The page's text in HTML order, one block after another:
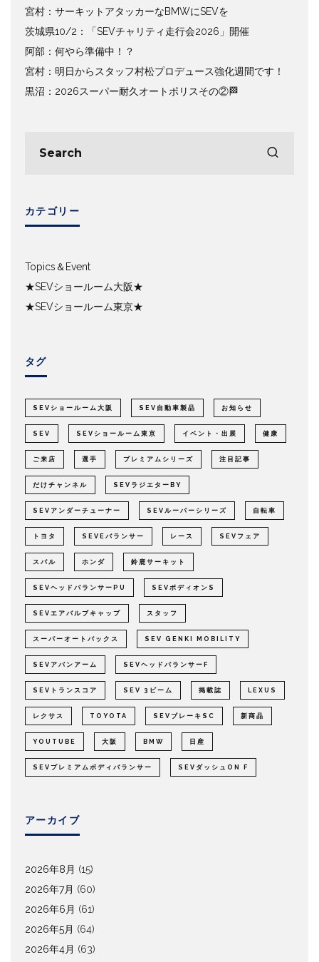
宮村：サーキットアタッカーなBMWにSEVを
茨城県10/2：「SEVチャリティ走行会2026」開催
阿部：何やら準備中！？
宮村：明日からスタッフ村松プロデュース強化週間です！
黒沼：2026スーパー耐久オートポリスその②🏁
カテゴリー
Topics＆Event
★SEVショールーム大阪★
★SEVショールーム東京★
タグ
SEVショールーム大阪 SEV自動車製品 お知らせ
SEV SEVショールーム東京 イベント・出展 健康
ご来店 選手 プレミアムシリーズ 注目記事
だけチャンネル SEVラジエターBY
SEVアンダーチューナー SEVルーパーシリーズ 自転車
トヨタ SEVEバランサー レース SEVフェア
スバル ホンダ 鈴鹿サーキット
SEVヘッドバランサーPU SEVボディオンS
SEVエアバルブキャップ スタッフ
スーパーオートバックス SEV GENKI MOBILITY
SEVアバンアーム SEVヘッドバランサーF
SEVトランスコア SEV 3ビーム 掲載誌 LEXUS
レクサス TOYOTA SEVブレーキSC 新商品
YOUTUBE 大阪 BMW 日産
SEVプレミアムボディバランサー SEVダッシュON F
アーカイブ
2026年8月 (15)
2026年7月 (60)
2026年6月 (61)
2026年5月 (64)
2026年4月 (63)